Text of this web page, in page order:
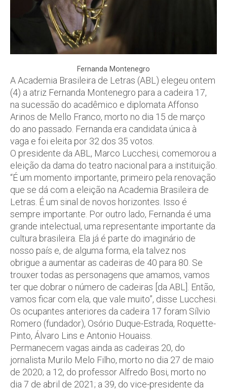
Fernanda Montenegro
A Academia Brasileira de Letras (ABL) elegeu ontem
(4) a atriz Fernanda Montenegro para a cadeira 17,
na sucessão do acadêmico e diplomata Affonso
Arinos de Mello Franco, morto no dia 15 de março
do ano passado. Fernanda era candidata única à
vaga e foi eleita por 32 dos 35 votos.
O presidente da ABL, Marco Lucchesi, comemorou a
eleição da dama do teatro nacional para a instituição.
“É um momento importante, primeiro pela renovação
que se dá com a eleição na Academia Brasileira de
Letras. É um sinal de novos horizontes. Isso é
sempre importante. Por outro lado, Fernanda é uma
grande intelectual, uma representante importante da
cultura brasileira. Ela já é parte do imaginário de
nosso país e, de alguma forma, ela talvez nos
obrigue a aumentar as cadeiras de 40 para 80. Se
trouxer todas as personagens que amamos, vamos
ter que dobrar o número de cadeiras [da ABL]. Então,
vamos ficar com ela, que vale muito”, disse Lucchesi.
Os ocupantes anteriores da cadeira 17 foram Sílvio
Romero (fundador), Osório Duque-Estrada, Roquette-
Pinto, Álvaro Lins e Antonio Houaiss.
Permanecem vagas ainda as cadeiras 20, do
jornalista Murilo Melo Filho, morto no dia 27 de maio
de 2020; a 12, do professor Alfredo Bosi, morto no
dia 7 de abril de 2021; a 39, do vice-presidente da